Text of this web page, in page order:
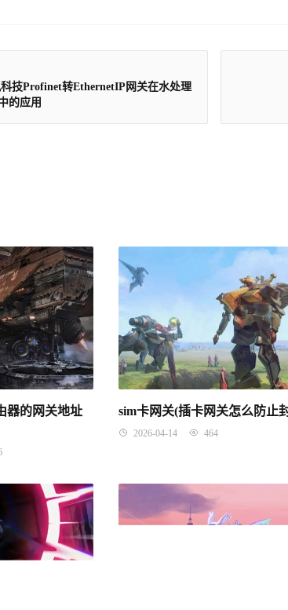
技Profinet转EthernetIP网关在水处理
的应用
器的网关地址
sim卡网关(插卡网关怎么防止
2026-04-14 464